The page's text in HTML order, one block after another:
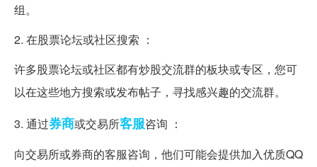
组。
2. 在股票论坛或社区搜索 ：
许多股票论坛或社区都有炒股交流群的板块或专区，您可
以在这些地方搜索或发布帖子，寻找感兴趣的交流群。
3. 通过券商或交易所客服咨询 ：
向交易所或券商的客服咨询，他们可能会提供加入优质QQ